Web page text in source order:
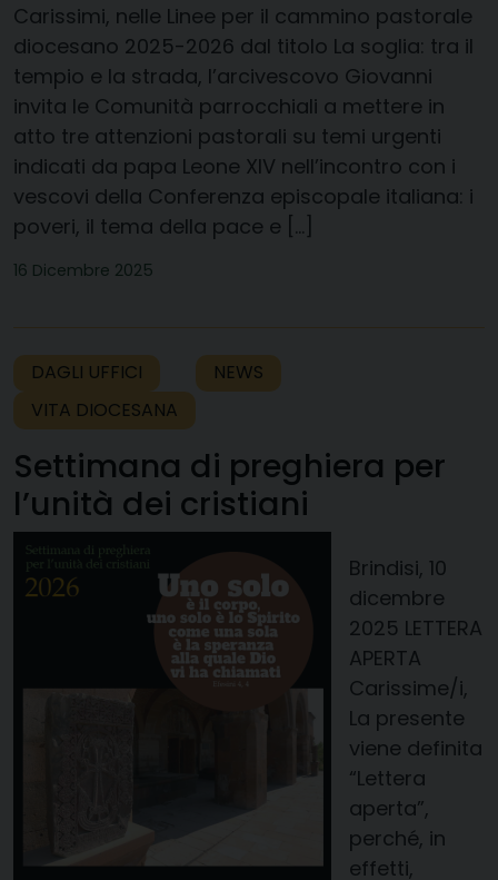
Carissimi, nelle Linee per il cammino pastorale
diocesano 2025-2026 dal titolo La soglia: tra il
tempio e la strada, l’arcivescovo Giovanni
invita le Comunità parrocchiali a mettere in
atto tre attenzioni pastorali su temi urgenti
indicati da papa Leone XIV nell’incontro con i
vescovi della Conferenza episcopale italiana: i
poveri, il tema della pace e […]
16 Dicembre 2025
DAGLI UFFICI
NEWS
VITA DIOCESANA
Settimana di preghiera per
l’unità dei cristiani
Brindisi, 10
dicembre
2025 LETTERA
APERTA
Carissime/i,
La presente
viene definita
“Lettera
aperta”,
perché, in
effetti,